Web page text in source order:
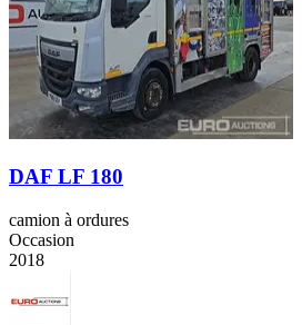
DAF LF 180
camion à ordures
Occasion
2018